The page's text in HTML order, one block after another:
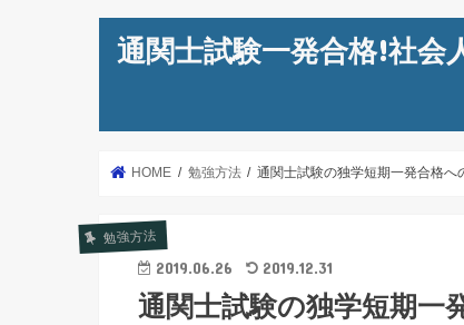
通関士試験一発合格!社会
HOME 勉強方法 通関士試験の独学短期一発合格へ
勉強方法
2019.06.26 2019.12.31
通関士試験の独学短期一